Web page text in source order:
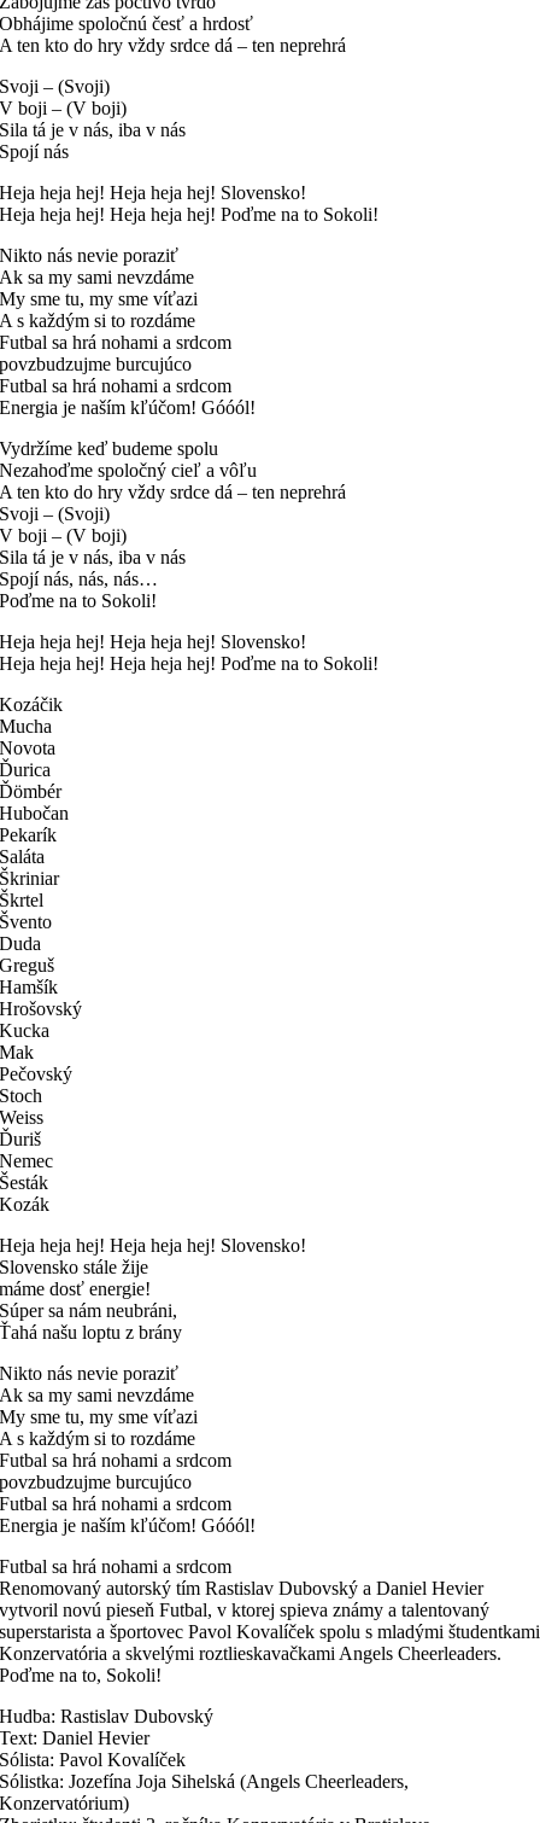
Obhájime spoločnú česť a hrdosť
A ten kto do hry vždy srdce dá – ten neprehrá
Svoji – (Svoji)
V boji – (V boji)
Sila tá je v nás, iba v nás
Spojí nás
Heja heja hej! Heja heja hej! Slovensko!
Heja heja hej! Heja heja hej! Poďme na to Sokoli!
Nikto nás nevie poraziť
Ak sa my sami nevzdáme
My sme tu, my sme víťazi
A s každým si to rozdáme
Futbal sa hrá nohami a srdcom
povzbudzujme burcujúco
Futbal sa hrá nohami a srdcom
Energia je naším kľúčom! Góóól!
Vydržíme keď budeme spolu
Nezahoďme spoločný cieľ a vôľu
A ten kto do hry vždy srdce dá – ten neprehrá
Svoji – (Svoji)
V boji – (V boji)
Sila tá je v nás, iba v nás
Spojí nás, nás, nás…
Poďme na to Sokoli!
Heja heja hej! Heja heja hej! Slovensko!
Heja heja hej! Heja heja hej! Poďme na to Sokoli!
Kozáčik
Mucha
Novota
Ďurica
Ďömbér
Hubočan
Pekarík
Saláta
Škriniar
Škrtel
Švento
Duda
Greguš
Hamšík
Hrošovský
Kucka
Mak
Pečovský
Stoch
Weiss
Ďuriš
Nemec
Šesták
Kozák
Heja heja hej! Heja heja hej! Slovensko!
Slovensko stále žije
máme dosť energie!
Súper sa nám neubráni,
Ťahá našu loptu z brány
Nikto nás nevie poraziť
Ak sa my sami nevzdáme
My sme tu, my sme víťazi
A s každým si to rozdáme
Futbal sa hrá nohami a srdcom
povzbudzujme burcujúco
Futbal sa hrá nohami a srdcom
Energia je naším kľúčom! Góóól!
Futbal sa hrá nohami a srdcom
Renomovaný autorský tím Rastislav Dubovský a Daniel Hevier
vytvoril novú pieseň Futbal, v ktorej spieva známy a talentovaný
superstarista a športovec Pavol Kovalíček spolu s mladými študentkami
Konzervatória a skvelými roztlieskavačkami Angels Cheerleaders.
Poďme na to, Sokoli!
Hudba: Rastislav Dubovský
Text: Daniel Hevier
Sólista: Pavol Kovalíček
Sólistka: Jozefína Joja Sihelská (Angels Cheerleaders,
Konzervatórium)